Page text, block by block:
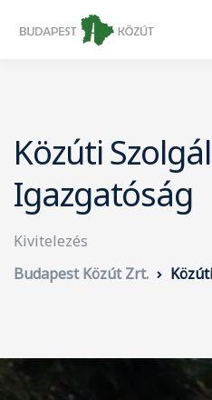
Közúti
Igazgatóság
Kivitelezés
Budapest Közút Zrt.